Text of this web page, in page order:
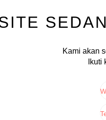
Kami akan
Ikuti